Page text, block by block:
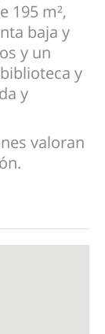
195 m²,
baja y
y un
y
y
valoran